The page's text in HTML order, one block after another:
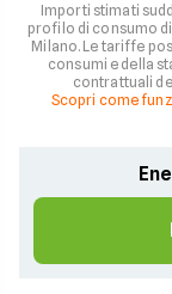
Importi stimati
profilo di consumo
Milano. Le tariffe
consumi e della
contrattuali
Scopri come